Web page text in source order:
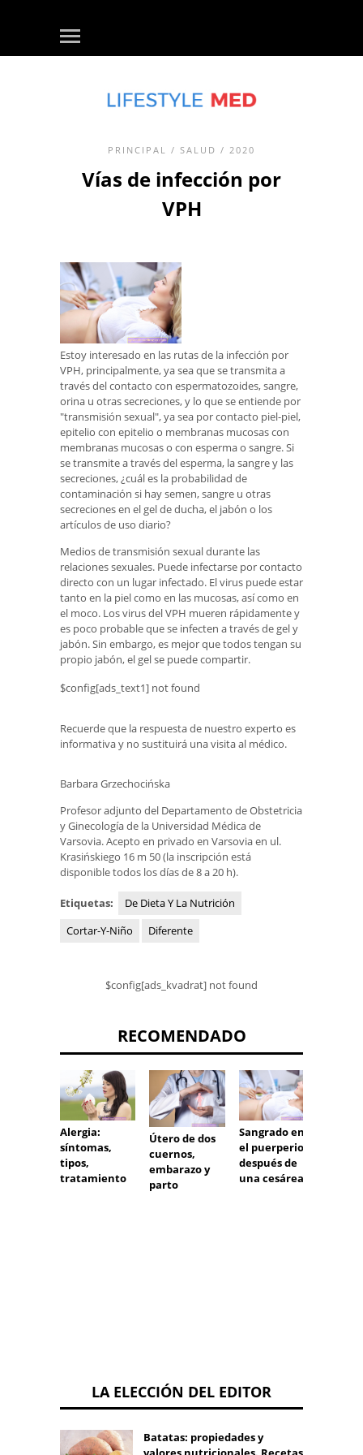
PRINCIPAL / SALUD / 2020
Vías de infección por
VPH
Estoy interesado en las rutas de la infección por
VPH, principalmente, ya sea que se transmita a
través del contacto con espermatozoides, sangre,
orina u otras secreciones, y lo que se entiende por
"transmisión sexual", ya sea por contacto piel-piel,
epitelio con epitelio o membranas mucosas con
membranas mucosas o con esperma o sangre. Si
se transmite a través del esperma, la sangre y las
secreciones, ¿cuál es la probabilidad de
contaminación si hay semen, sangre u otras
secreciones en el gel de ducha, el jabón o los
artículos de uso diario?
Medios de transmisión sexual durante las
relaciones sexuales. Puede infectarse por contacto
directo con un lugar infectado. El virus puede estar
tanto en la piel como en las mucosas, así como en
el moco. Los virus del VPH mueren rápidamente y
es poco probable que se infecten a través de gel y
jabón. Sin embargo, es mejor que todos tengan su
propio jabón, el gel se puede compartir.
$config[ads_text1] not found
Recuerde que la respuesta de nuestro experto es
informativa y no sustituirá una visita al médico.
Barbara Grzechocińska
Profesor adjunto del Departamento de Obstetricia
y Ginecología de la Universidad Médica de
Varsovia. Acepto en privado en Varsovia en ul.
Krasińskiego 16 m 50 (la inscripción está
disponible todos los días de 8 a 20 h).
Etiquetas:
De Dieta Y La Nutrición
Cortar-Y-Niño
Diferente
$config[ads_kvadrat] not found
RECOMENDADO
Alergia:
síntomas,
tipos,
tratamiento
Útero de dos
cuernos,
embarazo y
parto
Sangrado en
el puerperio
después de
una cesárea
LA ELECCIÓN DEL EDITOR
Batatas: propiedades y